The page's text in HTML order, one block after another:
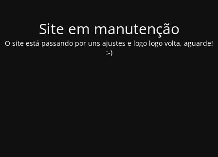
Site em manutenção
O site está passando por uns ajustes e logo logo volta, aguarde!
:-)